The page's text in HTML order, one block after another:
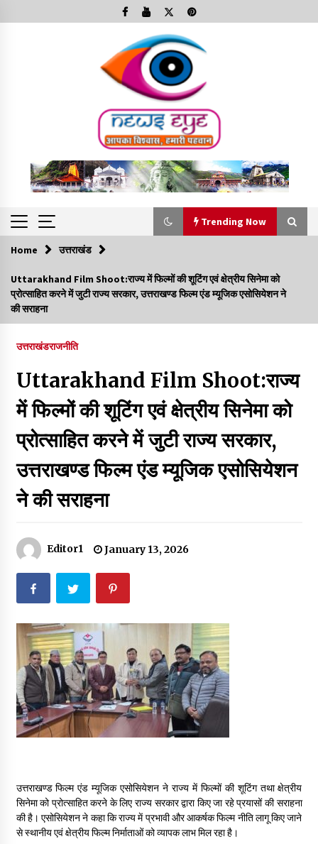
to
Trending Now
Trending Now
Minorities Rights Day : विश्व अल्पसंख्यक अधिकार दिवस
पर रखने की घोषणा
September 7, 2023
Thought Of The Day 6 September
September 6, 2023
Thought Of The Day 18 May
May 17, 2022
Thought Of The Day 16 May
Thought Of The Day 14 May
May 14, 2022
Thought Of The Day 12 May
May 12, 2022
Home उत्तराखंड
Uttarakhand Film Shoot:राज्य में फिल्मों की शूटिंग एवं क्षेत्रीय सिनेमा को
प्रोत्साहित करने में जुटी राज्य सरकार, उत्तराखण्ड फिल्म एंड म्यूजिक एसोसियेशन ने
की सराहना
उत्तराखंडराजनीति
Uttarakhand Film Shoot:राज्य
में फिल्मों की शूटिंग एवं क्षेत्रीय सिनेमा को
प्रोत्साहित करने में जुटी राज्य सरकार,
उत्तराखण्ड फिल्म एंड म्यूजिक एसोसियेशन
ने की सराहना
Editor1 January 13, 2026
उत्तराखण्ड फिल्म एंड म्यूजिक एसोसियेशन ने राज्य में फिल्मों की शूटिंग तथा क्षेत्रीय
सिनेमा को प्रोत्साहित करने के लिए राज्य सरकार द्वारा किए जा रहे प्रयासों की सराहना
की है। एसोसियेशन ने कहा कि राज्य में प्रभावी और आकर्षक फिल्म नीति लागू किए जाने
से स्थानीय एवं क्षेत्रीय फिल्म निर्माताओं को व्यापक लाभ मिल रहा है।